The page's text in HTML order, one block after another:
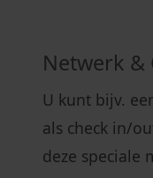
Netwerk &
U kunt bijv.
als check in/
deze speciale